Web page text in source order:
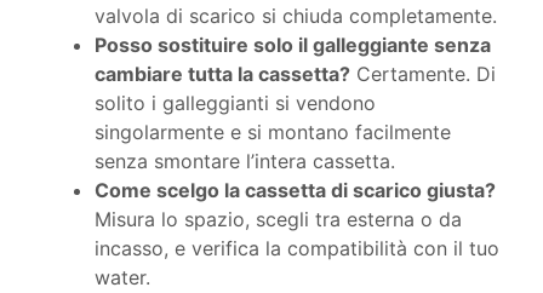
valvola di scarico si chiuda completamente.
Posso sostituire solo il galleggiante senza
cambiare tutta la cassetta? Certamente. Di
solito i galleggianti si vendono
singolarmente e si montano facilmente
senza smontare l’intera cassetta.
Come scelgo la cassetta di scarico giusta?
Misura lo spazio, scegli tra esterna o da
incasso, e verifica la compatibilità con il tuo
water.